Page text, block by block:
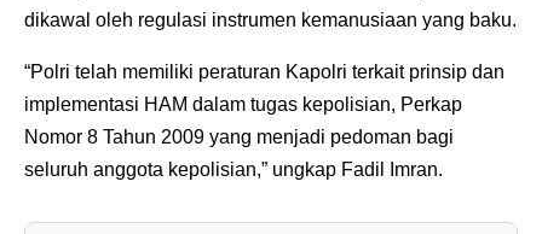
dikawal oleh regulasi instrumen kemanusiaan yang baku.
“Polri telah memiliki peraturan Kapolri terkait prinsip dan
implementasi HAM dalam tugas kepolisian, Perkap
Nomor 8 Tahun 2009 yang menjadi pedoman bagi
seluruh anggota kepolisian,” ungkap Fadil Imran.